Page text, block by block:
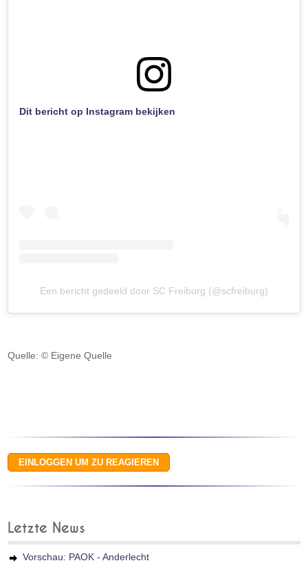
Dit bericht op Instagram bekijken
Een bericht gedeeld door SC Freiburg (@scfreiburg)
Quelle: © Eigene Quelle
Letzte News
Vorschau: PAOK - Anderlecht